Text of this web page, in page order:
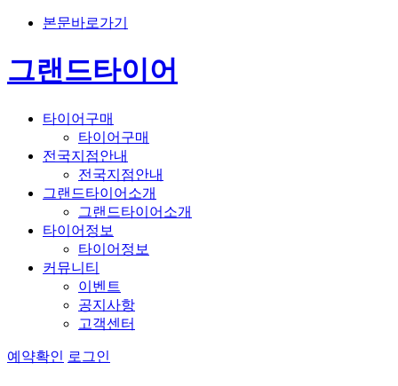
본문바로가기
그랜드타이어
타이어구매
타이어구매
전국지점안내
전국지점안내
그랜드타이어소개
그랜드타이어소개
타이어정보
타이어정보
커뮤니티
이벤트
공지사항
고객센터
예약확인 로그인